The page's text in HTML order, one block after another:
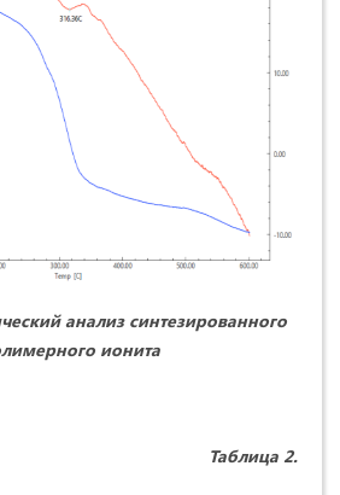
анализ синтезированного
ионита
Таблица 2.